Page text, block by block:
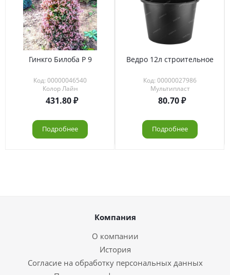
Гинкго Билоба Р 9
Код: 00000046540
Колор Лайн
431.80
Подробнее
Ведро 12л строительное
Код: 00000027986
Мультипласт
80.70
Подробнее
Компания
О компании
История
Согласие на обработку персональных данных